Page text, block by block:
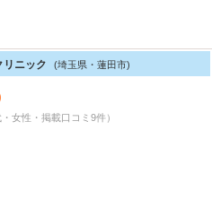
リニック (埼玉県・蓮田市)
女性・掲載口コミ9件）